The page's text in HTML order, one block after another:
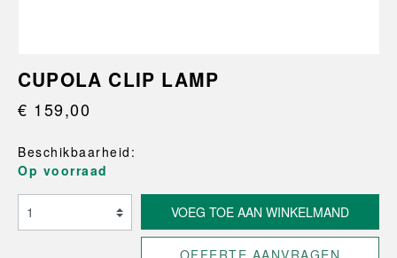
CUPOLA CLIP LAMP
€ 159,00
Beschikbaarheid:
Op voorraad
VOEG TOE AAN WINKELMAND
OFFERTE AANVRAGEN